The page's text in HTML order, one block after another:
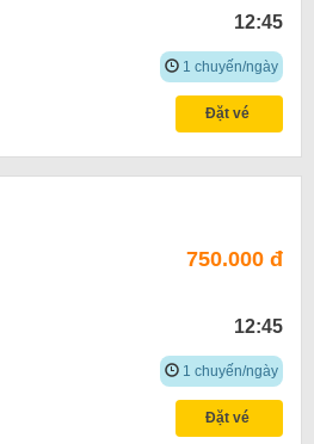
12:45
1 chuyến/ngày
Đặt vé
750.000 đ
12:45
1 chuyến/ngày
Đặt vé